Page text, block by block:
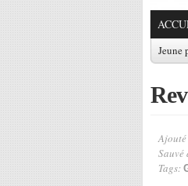
Jeune
Sauvé
Tags: